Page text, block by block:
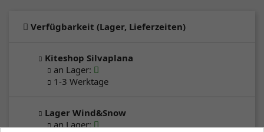
Verfügbarkeit (Lager, Lieferzeiten)
Kiteshop Silvaplana
an Lager:
1-3 Werktage
Lager Wind&Snow
an Lager: